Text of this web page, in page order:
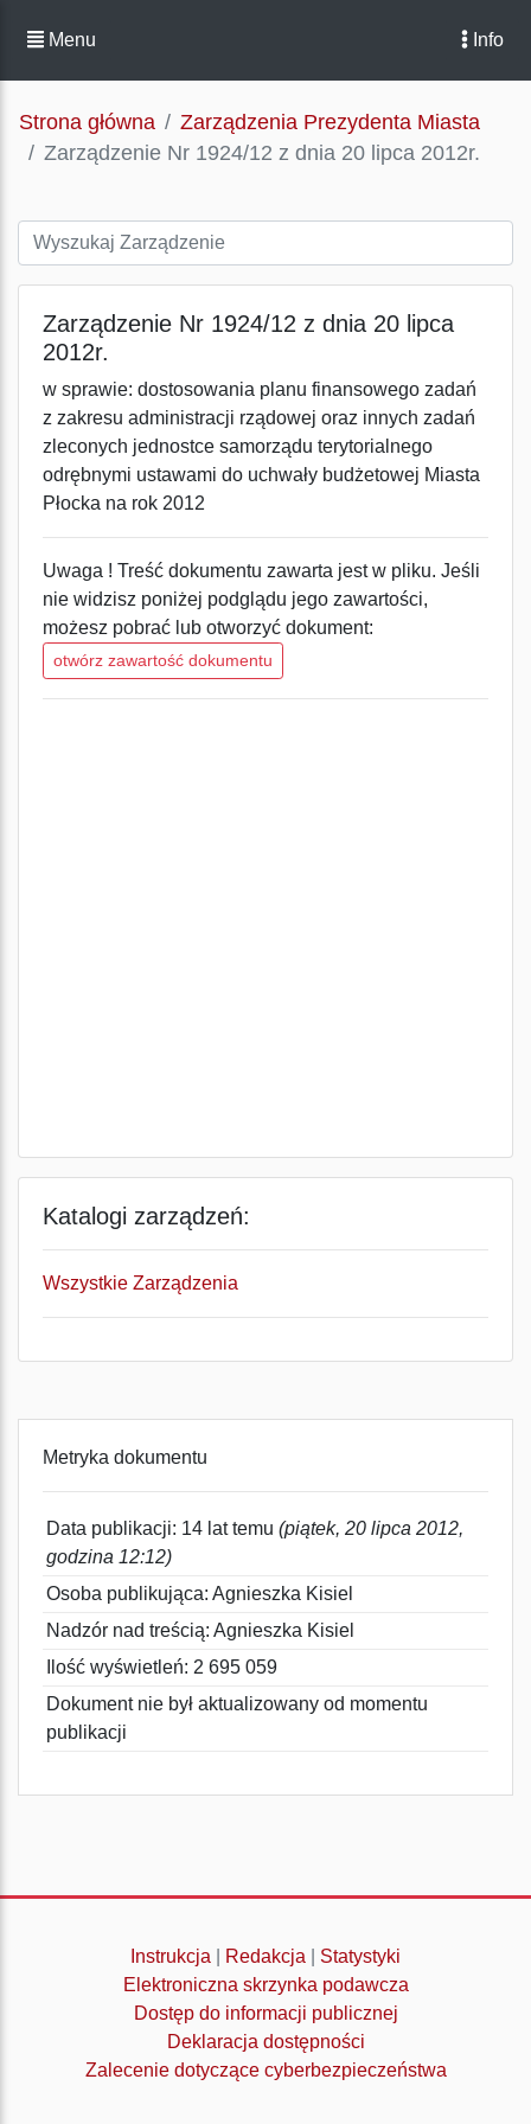
Menu Info
Strona główna
Zarządzenia Prezydenta Miasta
Zarządzenie Nr 1924/12 z dnia 20 lipca 2012r.
Zarządzenie Nr 1924/12 z dnia 20 lipca
2012r.
w sprawie: dostosowania planu finansowego zadań
z zakresu administracji rządowej oraz innych zadań
zleconych jednostce samorządu terytorialnego
odrębnymi ustawami do uchwały budżetowej Miasta
Płocka na rok 2012
Uwaga ! Treść dokumentu zawarta jest w pliku. Jeśli
nie widzisz poniżej podglądu jego zawartości,
możesz pobrać lub otworzyć dokument:
otwórz zawartość dokumentu
Katalogi zarządzeń:
Wszystkie Zarządzenia
Metryka dokumentu
Data publikacji: 14 lat temu (piątek, 20 lipca 2012,
godzina 12:12)
Osoba publikująca: Agnieszka Kisiel
Nadzór nad treścią: Agnieszka Kisiel
Ilość wyświetleń: 2 695 059
Dokument nie był aktualizowany od momentu
publikacji
Instrukcja Redakcja
Statystyki
Elektroniczna skrzynka podawcza
Dostęp do informacji publicznej
Deklaracja dostępności
Zalecenie dotyczące cyberbezpieczeństwa